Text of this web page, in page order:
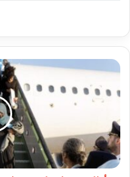
أطار
خامس
ضمن
الموسم
السياحي
الحالي